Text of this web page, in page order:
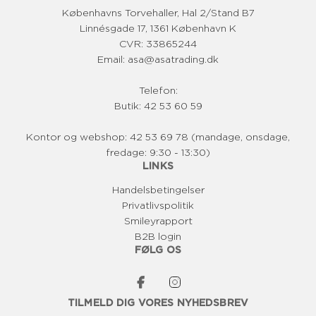
Københavns Torvehaller, Hal 2/Stand B7
Linnésgade 17, 1361 København K
CVR: 33865244
Email: asa@asatrading.dk
Telefon:
Butik: 42 53 60 59
Kontor og webshop: 42 53 69 78 (mandage, onsdage,
fredage: 9:30 - 13:30)
LINKS
Handelsbetingelser
Privatlivspolitik
Smileyrapport
B2B login
FØLG OS
TILMELD DIG VORES NYHEDSBREV